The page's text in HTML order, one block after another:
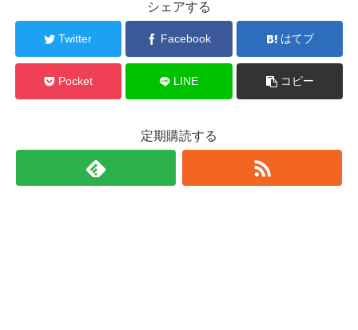
シェアする
Twitter Facebook はてブ
Pocket LINE コピー
定期購読する